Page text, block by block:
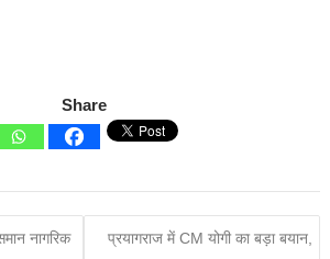
Share
नागरिक
प्रयागराज में CM योगी का बड़ा बयान,